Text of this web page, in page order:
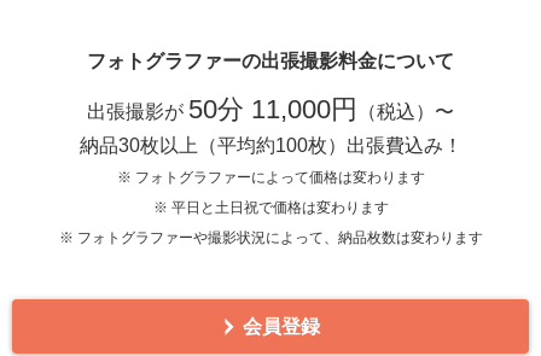
フォトグラファーの出張撮影料金について
出張撮影が 50分 11,000円
（税込）〜
納品30枚以上（平均約100枚）出張費込み！
※ フォトグラファーによって価格は変わります
※ 平日と土日祝で価格は変わります
※ フォトグラファーや撮影状況によって、納品枚数は変わります
会員登録